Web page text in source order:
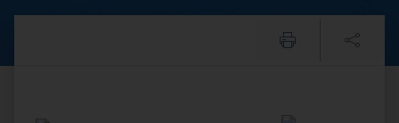
TORVISCOSA -